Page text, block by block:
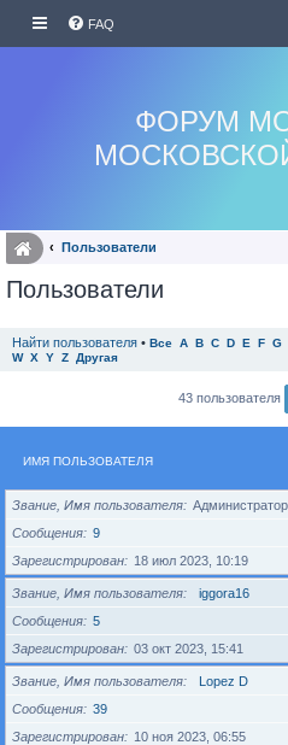
FAQ
ФОРУМ
Пользователи
Пользователи
Найти пользователя • Все A B C D E F G
W X Y Z Другая
43 пользователя
ИМЯ ПОЛЬЗОВАТЕЛЯ
Звание, Имя пользователя Администратор
Сообщения
9
Зарегистрирован
18 июл 2023, 10:19
Звание, Имя пользователя
iggora16
Сообщения
5
Зарегистрирован
03 окт 2023, 15:41
Звание, Имя пользователя
Lopez D
Сообщения
39
Зарегистрирован
10 ноя 2023, 06:55